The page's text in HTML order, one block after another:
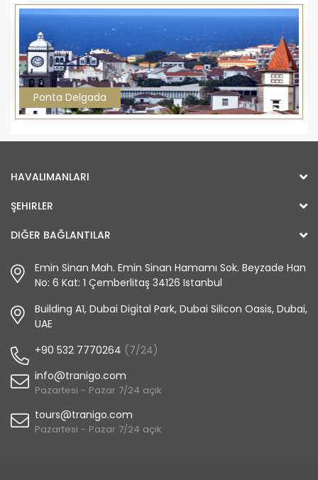
Ponta Delgada
HAVALIMANLARI
ŞEHIRLER
DIĞER BAĞLANTILAR
Emin Sinan Mah. Emin Sinan Hamamı Sok. Beyzade Han
No: 6 Kat: 1 Çemberlitaş 34126 Istanbul
Building A1, Dubai Digital Park, Dubai Silicon Oasis, Dubai,
UAE
+90 532 7770264 (7/24)
info@tranigo.com
Pazartesi - Pazar 7/24 açık
tours@tranigo.com
Pazartesi - Pazar 7/24 açık